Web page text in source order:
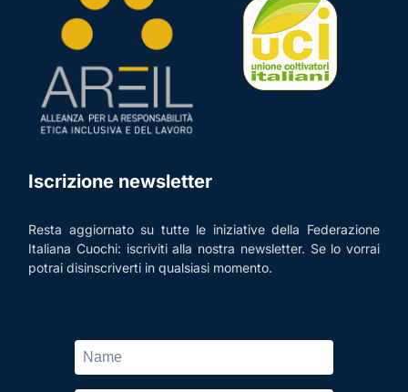
Iscrizione newsletter
Resta aggiornato su tutte le iniziative della Federazione
Italiana Cuochi: iscriviti alla nostra newsletter. Se lo vorrai
potrai disinscriverti in qualsiasi momento.